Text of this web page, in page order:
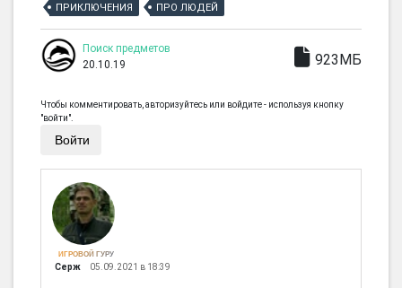
ПРИКЛЮЧЕНИЯ
ПРО ЛЮДЕЙ
Поиск предметов
20.10.19
923МБ
Чтобы комментировать, авторизуйтесь или войдите - используя кнопку
"войти".
Войти
ИГРОВОЙ ГУРУ
Серж 05.09.2021 в 18:39